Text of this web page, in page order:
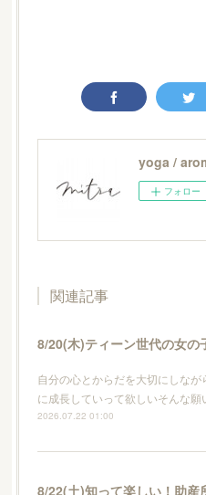
yoga /
フォロー
関連記事
自分の心とからだを大切にしなが
に成長していって欲しいそんな
2026.07.22 01:00